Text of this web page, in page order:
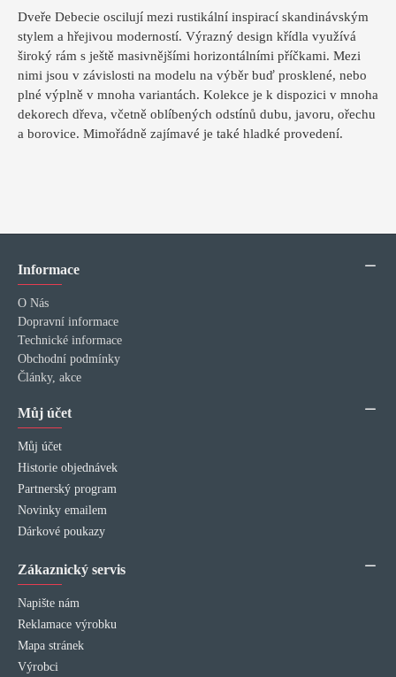
Dveře Debecie oscilují mezi rustikální inspirací skandinávským
stylem a hřejivou moderností. Výrazný design křídla využívá
široký rám s ještě masivnějšími horizontálními příčkami. Mezi
nimi jsou v závislosti na modelu na výběr buď prosklené, nebo
plné výplně v mnoha variantách. Kolekce je k dispozici v mnoha
dekorech dřeva, včetně oblíbených odstínů dubu, javoru, ořechu
a borovice. Mimořádně zajímavé je také hladké provedení.
Informace
O Nás
Dopravní informace
Technické informace
Obchodní podmínky
Články, akce
Můj účet
Můj účet
Historie objednávek
Partnerský program
Novinky emailem
Dárkové poukazy
Zákaznický servis
Napište nám
Reklamace výrobku
Mapa stránek
Výrobci